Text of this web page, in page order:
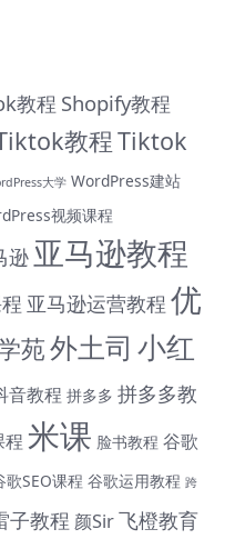
教程 Shopify教程
教程Tiktok
大学 WordPress建站
视频课程
逊 亚马逊教程
亚马逊运营教程 优
苑外土司 小红
音教程 拼多多 拼多多教
程 米课 脸书教程 谷歌
歌SEO课程 谷歌运用教程 跨
子教程 颜Sir飞橙教育